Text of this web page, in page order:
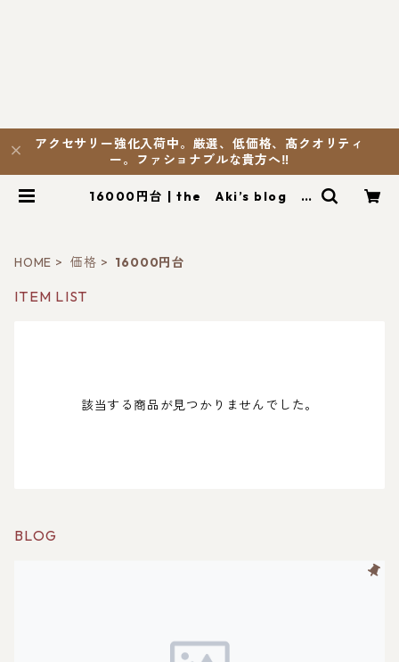
アクセサリー強化入荷中。厳選、低価格、髙クオリティ
ー。ファショナブルな貴方へ‼️
16000円台 | the Aki’s blog S
HOME 価格 16000円台
ITEM LIST
該当する商品が見つかりませんでした。
BLOG